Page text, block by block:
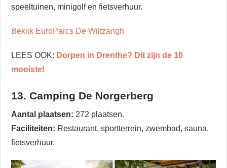
speeltuinen, minigolf en fietsverhuur.
Bekijk EuroParcs De Wiltzangh
LEES OOK: Dorpen in Drenthe? Dit zijn de 10
mooiste!
13. Camping De Norgerberg
Aantal plaatsen: 272 plaatsen.
Faciliteiten: Restaurant, sportterrein, zwembad, sauna,
fietsverhuur.